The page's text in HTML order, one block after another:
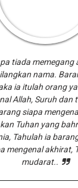
tiada memegang
nama.
ia itulah orang
Allah, Suruh dan
siapa
Tuhan yang
Tahulah ia
mengenal akhirat,
mudarat..